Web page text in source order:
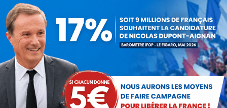
Lorsque tout flambe et que l’État
s’affaisse.